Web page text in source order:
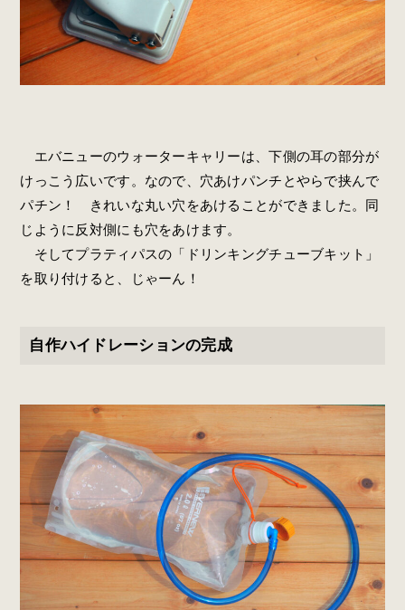
エバニューのウォーターキャリーは、下側の耳の部分が
けっこう広いです。なので、穴あけパンチとやらで挟んで
パチン！ きれいな丸い穴をあけることができました。同
じように反対側にも穴をあけます。
そしてプラティパスの「ドリンキングチューブキット」
を取り付けると、じゃーん！
自作ハイドレーションの完成